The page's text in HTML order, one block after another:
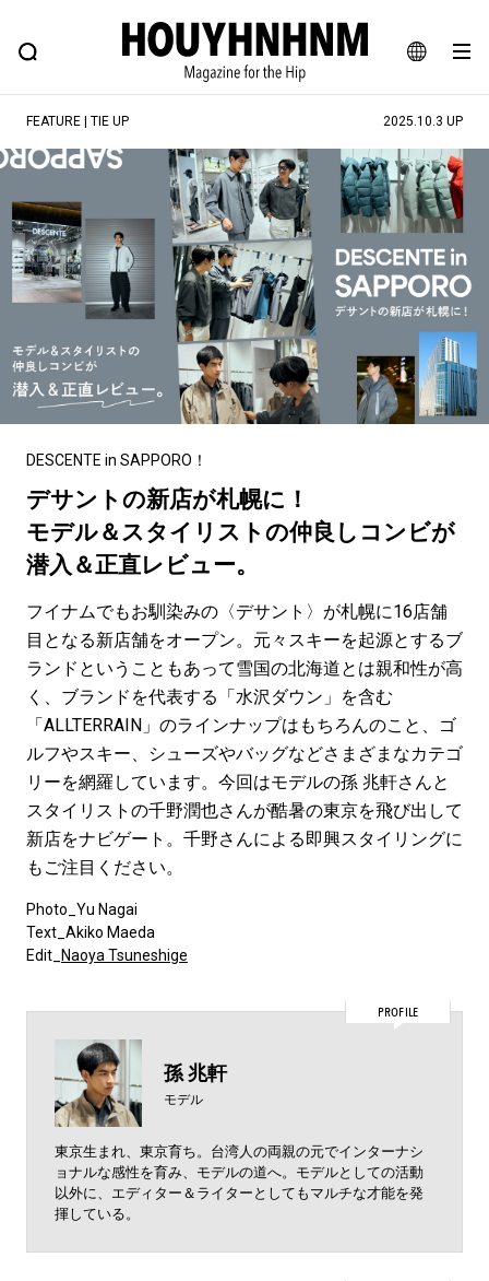
JA
EN
FEATURE BLOG SNAP
ヒップなファッション、カルチャー、ライフスタイルWEBマガジン
#注目のタグ
#SHOPPING ADDICT #憧れの逸品
#MONTHLY JOURNAL #ESSENTIAL DESIGNS
#NEW VINTAGE #古着サミット
#マイナーグッド図鑑 #フイナムのYouTube
#Commune H #FOCUS IT #AH.H
#FASHION #MUSIC #MOVIE
#LIFESTYLE #SNEAKER
#SPORTS #HANDSOME HANDBOOK
FEATURE | TIE UP 2025.10.3 UP
DESCENTE in SAPPORO！
デサントの新店が札幌に！
モデル＆スタイリストの仲良しコンビが
潜入＆正直レビュー。
フイナムでもお馴染みの〈デサント〉が札幌に16店舗
目となる新店舗をオープン。元々スキーを起源とするブ
ランドということもあって雪国の北海道とは親和性が高
く、ブランドを代表する「水沢ダウン」を含む
「ALLTERRAIN」のラインナップはもちろんのこと、ゴ
ルフやスキー、シューズやバッグなどさまざまなカテゴ
リーを網羅しています。今回はモデルの孫 兆軒さんと
スタイリストの千野潤也さんが酷暑の東京を飛び出して
新店をナビゲート。千野さんによる即興スタイリングに
もご注目ください。
Photo_Yu Nagai
Text_Akiko Maeda
Edit_ Naoya Tsuneshige
PROFILE
孫 兆軒
モデル
東京生まれ、東京育ち。台湾人の両親の元でインターナシ
ョナルな感性を育み、モデルの道へ。モデルとしての活動
以外に、エディター＆ライターとしてもマルチな才能を発
揮している。